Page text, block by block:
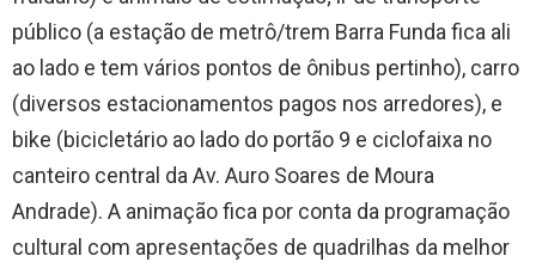
público (a estação de metrô/trem Barra Funda fica ali
ao lado e tem vários pontos de ônibus pertinho), carro
(diversos estacionamentos pagos nos arredores), e
bike (bicicletário ao lado do portão 9 e ciclofaixa no
canteiro central da Av. Auro Soares de Moura
Andrade). A animação fica por conta da programação
cultural com apresentações de quadrilhas da melhor